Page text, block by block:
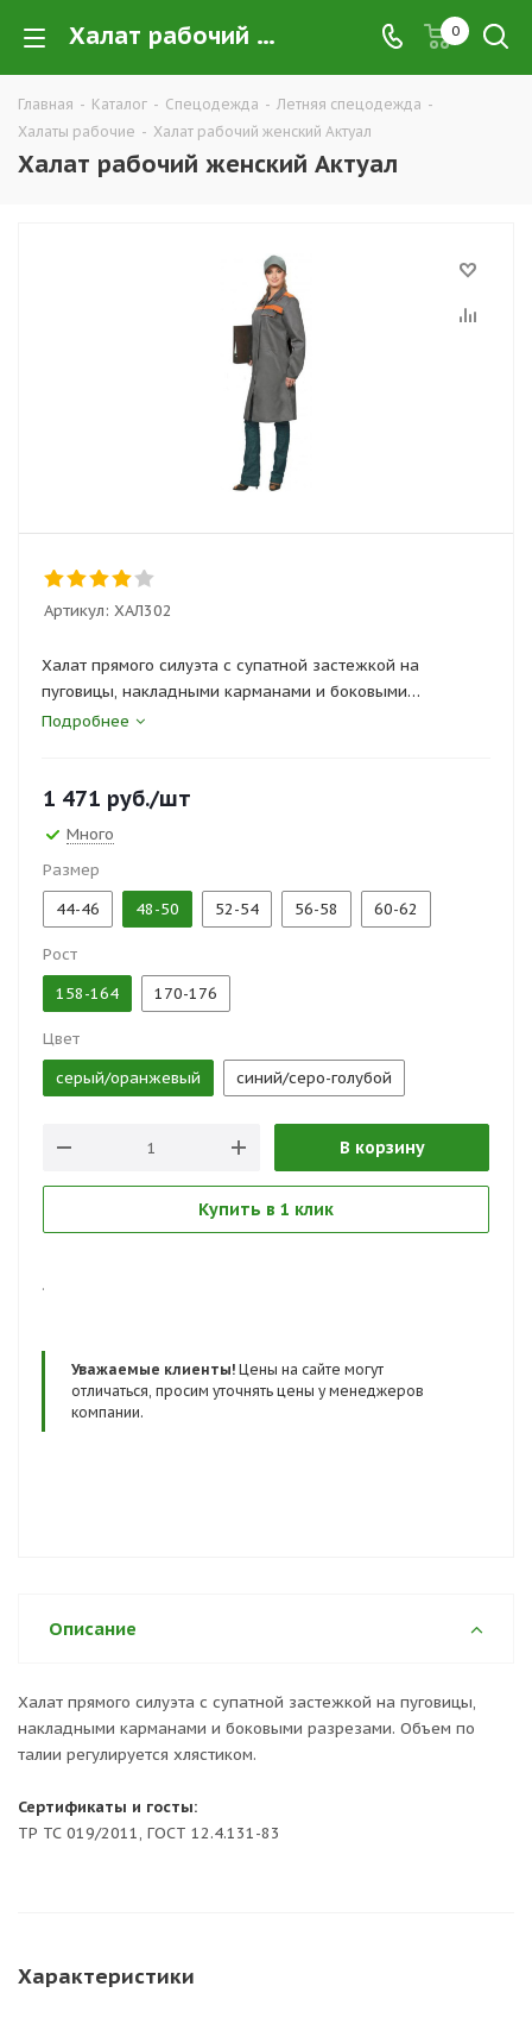
Халат рабочий женский Актуал купить в Екатеринбурге по низким ценам оптом — интернет-магазин летних рабочих халатов в розницу компании ТД УРАЛСИЗ 0
Главная - Каталог - Спецодежда - Летняя спецодежда -
Халаты рабочие - Халат рабочий женский Актуал
Халат рабочий женский Актуал
Артикул: ХАЛ302
Халат прямого силуэта с супатной застежкой на
пуговицы, накладными карманами и боковыми
разрезами. Объем по талии регулируется хлястиком.
ТР ТС 019/2011, ГОСТ 12.4.131-83
Подробнее
1 471 руб./шт
Много
Размер
44-46
48-50 52-54 56-58 60-62
Рост
158-164
170-176
Цвет
серый/оранжевый
синий/серо-голубой
В корзину
Купить в 1 клик
.
Уважаемые клиенты! Цены на сайте могут
отличаться, просим уточнять цены у менеджеров
компании.
Описание
Халат прямого силуэта с супатной застежкой на пуговицы,
накладными карманами и боковыми разрезами. Объем по
талии регулируется хлястиком.
Сертификаты и госты:
ТР ТС 019/2011, ГОСТ 12.4.131-83
Характеристики